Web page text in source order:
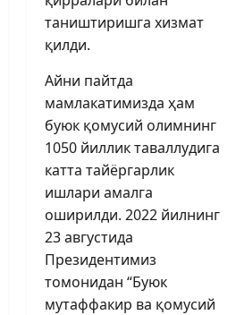
таништиришга хизмат
қилди.
Айни пайтда
мамлакатимизда ҳам
буюк қомусий олимнинг
1050 йиллик таваллудига
катта тайёргарлик
ишлари амалга
оширилди. 2022 йилнинг
23 августида
Президентимиз
томонидан “Буюк
мутаффакир ва қомусий